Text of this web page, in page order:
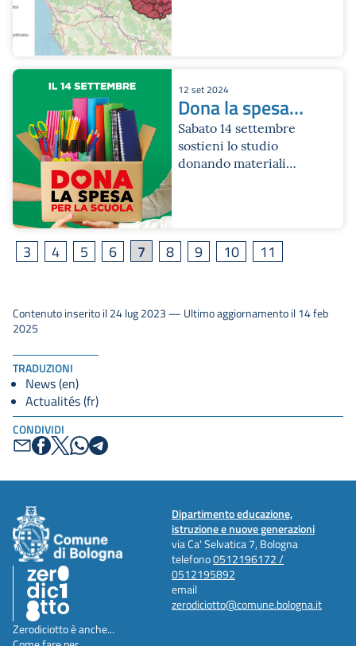
TRADUZIONI
News (en)
Actualités (fr)
CONDIVIDI
12 set 2024
Dona la spesa
per la scuola
Sabato 14 settembre
sostieni lo studio
donando materiali
3 4 5 6 7 8 9 10 11
Contenuto inserito il 24 lug 2023 — Ultimo aggiornamento il 14 feb
2025
Dipartimento educazione,
istruzione e nuove generazioni
via Ca' Selvatica 7, Bologna
telefono0512196172 /
0512195892
email
zerodiciotto@comune.bologna.it
Zerodiciotto è anche...